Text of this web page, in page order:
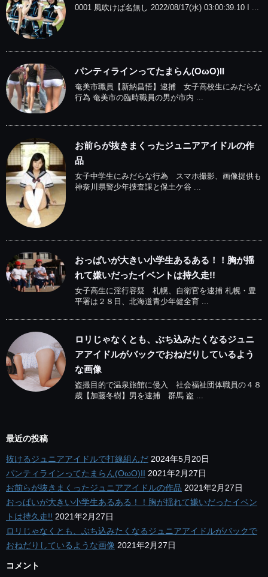
0001 風吹けば名無し 2022/08/17(水) 03:00:39.10 I ...
パンティラインってたまらん(OωO)II
奄美市職員【新納昌悟】逮捕 女子高校生にみだらな
行為 奄美市の臨時職員の男が市内 ...
お前らが抜きまくったジュニアアイドルの作
品
女子中学生にみだらな行為 スマホ撮影、画像提供も
神奈川県警少年捜査課と保土ケ谷 ...
おっぱいが大きい小学生あるある！！胸が揺
れて嫌いだったイベントは持久走!!
女子高生に淫行容疑 札幌、自衛官を逮捕 札幌・豊
平署は２８日、北海道青少年健全育 ...
ロリじゃなくとも、ぶち込みたくなるジュニ
アアイドルがバックでおねだりしているよう
な画像
盗撮目的で温泉旅館に侵入 社会福祉団体職員の４８
歳【加藤冬樹】男を逮捕 群馬 盗 ...
最近の投稿
抜けるジュニアアイドルで打線組んだ 2024年5月20日
パンティラインってたまらん(OωO)II 2021年2月27日
お前らが抜きまくったジュニアアイドルの作品 2021年2月27日
おっぱいが大きい小学生あるある！！胸が揺れて嫌いだったイベン
トは持久走!! 2021年2月27日
ロリじゃなくとも、ぶち込みたくなるジュニアアイドルがバックで
おねだりしているような画像 2021年2月27日
コメント